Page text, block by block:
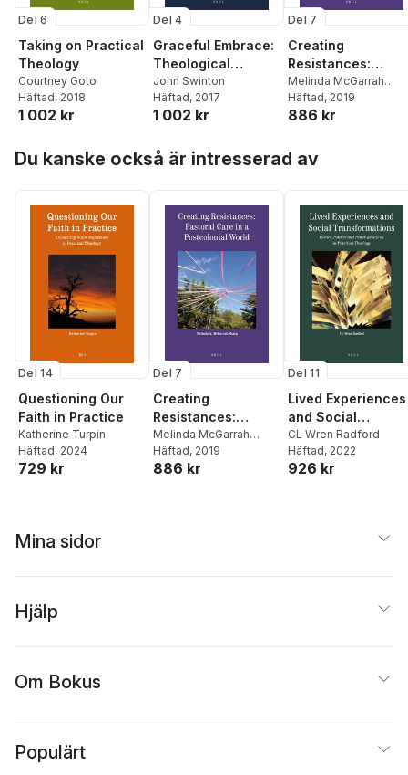
Del 6
Taking on Practical
Theology
Courtney Goto
Häftad, 2018
1 002 kr
Del 4
Graceful Embrace:
Theological
Reflections on
Adopting Children
John Swinton
Häftad, 2017
1 002 kr
Del 7
Creating
Resistances:
Pastoral Care in a
Postcolonial World
Melinda McGarrah
Sharp
Häftad, 2019
886 kr
Du kanske också är intresserad av
Del 14
Questioning Our
Faith in Practice
Katherine Turpin
Häftad, 2024
729 kr
Del 7
Creating
Resistances:
Pastoral Care in a
Postcolonial World
Melinda McGarrah
Sharp
Häftad, 2019
886 kr
Del 11
Lived Experiences
and Social
Transformations
CL Wren Radford
Häftad, 2022
926 kr
Mina sidor
Hjälp
Om Bokus
Populärt